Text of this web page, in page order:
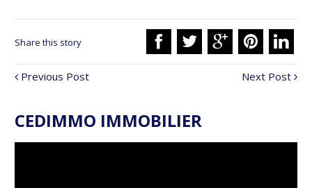
Share this story
Previous Post Next Post
CEDIMMO IMMOBILIER